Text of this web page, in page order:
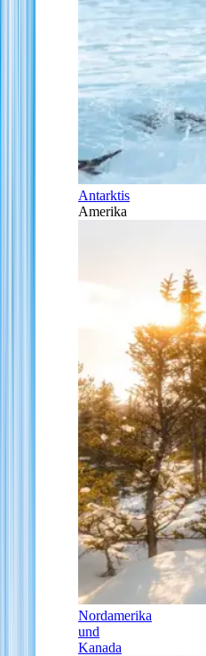
Antarktis
Amerika
Nordamerika
und
Kanada